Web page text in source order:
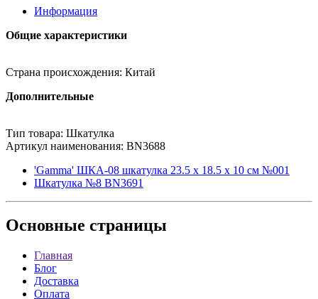
Информация
Общие характеристики
Страна происхождения: Китай
Дополнительные
Тип товара: Шкатулка
Артикул наименования: BN3688
'Gamma' ШКА-08 шкатулка 23.5 х 18.5 х 10 см №001
Шкатулка №8 BN3691
Основные страницы
Главная
Блог
Доставка
Оплата